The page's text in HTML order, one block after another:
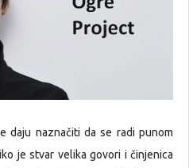
daju naznačiti da se radi punom
je stvar velika govori i činjenica